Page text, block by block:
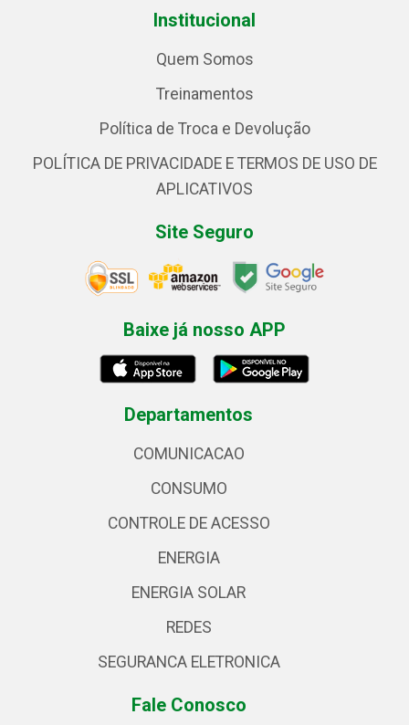
Institucional
Quem Somos
Treinamentos
Política de Troca e Devolução
POLÍTICA DE PRIVACIDADE E TERMOS DE USO DE
APLICATIVOS
Site Seguro
Baixe já nosso APP
Departamentos
COMUNICACAO
CONSUMO
CONTROLE DE ACESSO
ENERGIA
ENERGIA SOLAR
REDES
SEGURANCA ELETRONICA
Fale Conosco